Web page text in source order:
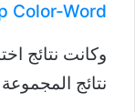
Color-Word
وكانت نتائج
نتائج